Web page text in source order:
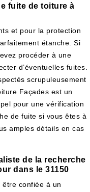
fuite de toiture à
et pour la protection
étanche. Si
procéder à une
d’éventuelles fuites.
scrupuleusement
Façades est un
pour une vérification
de fuite si vous êtes à
amples détails en cas
de la recherche
dans le 31150
confiée à un